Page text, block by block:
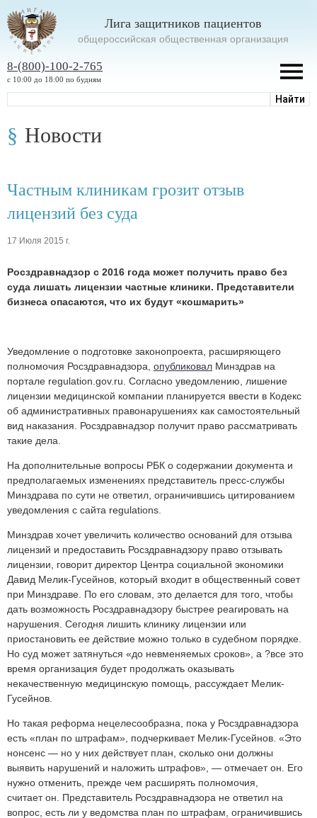
Лига защитников пациентов
oбщероссийская общественная организация
8-(800)-100-2-765
с 10:00 до 18:00 по будням
Новости
Частным клиникам грозит отзыв
лицензий без суда
17 Июля 2015 г.
Росздравнадзор с 2016 года может получить право без
суда лишать лицензии частные клиники. Представители
бизнеса опасаются, что их будут «кошмарить»
Уведомление о подготовке законопроекта, расширяющего
полномочия Росздравнадзора, опубликовал Минздрав на
портале regulation.gov.ru. Согласно уведомлению, лишение
лицензии медицинской компании планируется ввести в Кодекс
об административных правонарушениях как самостоятельный
вид наказания. Росздравнадзор получит право рассматривать
такие дела.
На дополнительные вопросы РБК о содержании документа и
предполагаемых изменениях представитель пресс-службы
Минздрава по сути не ответил, ограничившись цитированием
уведомления с сайта regulations.
Минздрав хочет увеличить количество оснований для отзыва
лицензий и предоставить Росздравнадзору право отзывать
лицензии, говорит директор Центра социальной экономики
Давид Мелик-Гусейнов, который входит в общественный совет
при Минздраве. По его словам, это делается для того, чтобы
дать возможность Росздравнадзору быстрее реагировать на
нарушения. Сегодня лишить клинику лицензии или
приостановить ее действие можно только в судебном порядке.
Но суд может затянуться «до невменяемых сроков», а ?все это
время организация будет продолжать оказывать
некачественную медицинскую помощь, рассуждает Мелик-
Гусейнов.
Но такая реформа нецелесообразна, пока у Росздравнадзора
есть «план по штрафам», подчеркивает Мелик-Гусейнов. «Это
нонсенс — но у них действует план, сколько они должны
выявить нарушений и наложить штрафов», — отмечает он. Его
нужно отменить, прежде чем расширять полномочия,
считает он. Представитель Росздравнадзора не ответил на
вопрос, есть ли у ведомства план по штрафам, ограничившись